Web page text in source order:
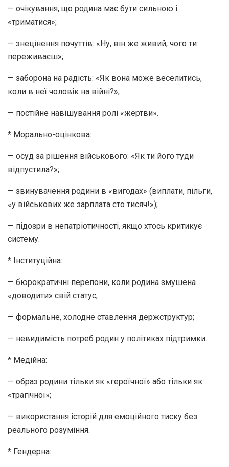
— очікування, що родина має бути сильною і
«триматися»;
— знецінення почуттів: «Ну, він же живий, чого ти
переживаєш»;
— заборона на радість: «Як вона може веселитись,
коли в неї чоловік на війні?»;
— постійне навішування ролі «жертви».
* Морально-оцінкова:
— осуд за рішення військового: «Як ти його туди
відпустила?»;
— звинувачення родини в «вигодах» (виплати, пільги,
«у військових же зарплата сто тисяч!»);
— підозри в непатріотичності, якщо хтось критикує
систему.
* Інституційна:
— бюрократичні перепони, коли родина змушена
«доводити» свій статус;
— формальне, холодне ставлення держструктур;
— невидимість потреб родин у політиках підтримки.
* Медійна:
— образ родини тільки як «героїчної» або тільки як
«трагічної»;
— використання історій для емоційного тиску без
реального розуміння.
* Гендерна: